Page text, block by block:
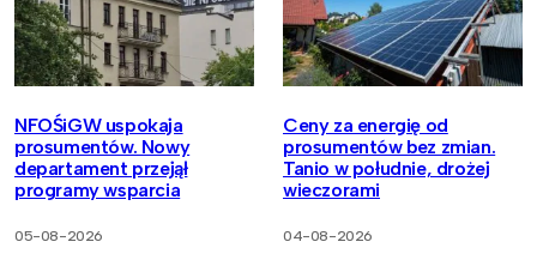
NFOŚiGW uspokaja
prosumentów. Nowy
departament przejął
programy wsparcia
05-08-2026
Ceny za energię od
prosumentów bez zmian.
Tanio w południe, drożej
wieczorami
04-08-2026